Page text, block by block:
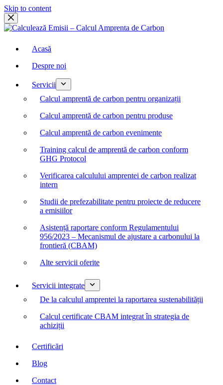
Skip to content
Acasă
Despre noi
Servicii
Calcul amprentă de carbon pentru organizații
Calcul amprentă de carbon pentru produse
Calcul amprentă de carbon evenimente
Training calcul de amprentă de carbon conform
GHG Protocol
Verificarea calculului amprentei de carbon realizat
intern
Studii de prefezabilitate pentru proiecte de reducere
a emisiilor
Asistență raportare conform Regulamentului
956/2023 – Mecanismul de ajustare a carbonului la
frontieră (CBAM)
Alte servicii oferite
Servicii integrate
De la calculul amprentei la raportarea sustenabilității
Calcul certificate CBAM integrat în strategia de
achiziții
Certificări
Blog
Contact